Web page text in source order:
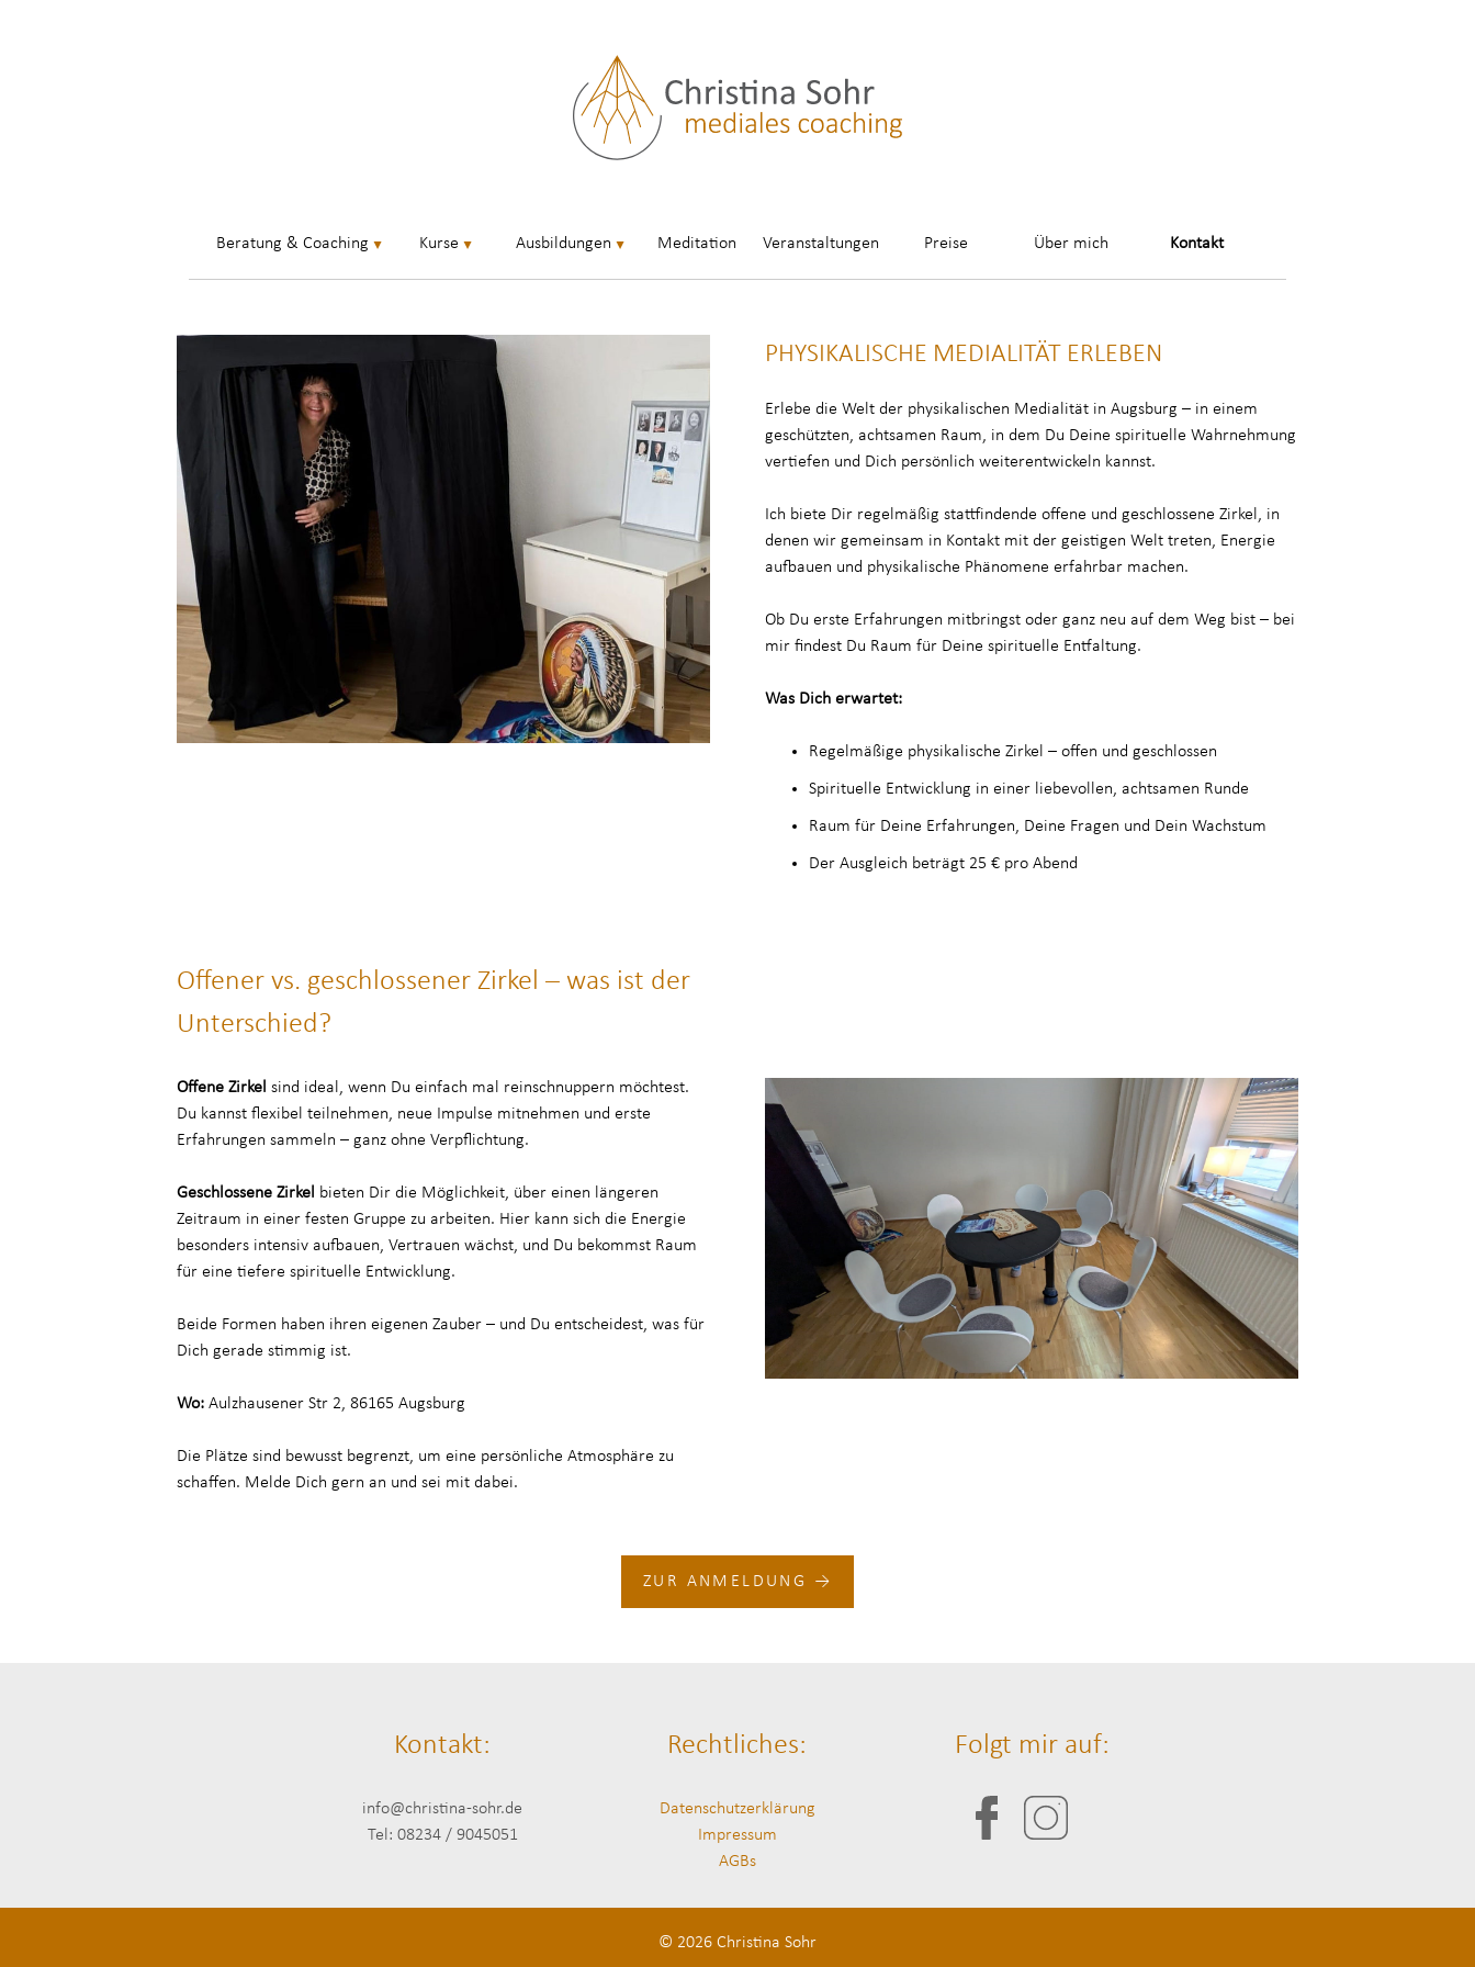
Beratung & Coaching Kurse Ausbildungen Meditation Veranstaltungen Preise Über mich Kontakt
PHYSIKALISCHE MEDIALITÄT ERLEBEN
Erlebe die Welt der physikalischen Medialität in Augsburg – in einem
geschützten, achtsamen Raum, in dem Du Deine spirituelle Wahrnehmung
vertiefen und Dich persönlich weiterentwickeln kannst.
Ich biete Dir regelmäßig stattfindende offene und geschlossene Zirkel, in
denen wir gemeinsam in Kontakt mit der geistigen Welt treten, Energie
aufbauen und physikalische Phänomene erfahrbar machen.
Ob Du erste Erfahrungen mitbringst oder ganz neu auf dem Weg bist – bei
mir findest Du Raum für Deine spirituelle Entfaltung.
Was Dich erwartet:
Regelmäßige physikalische Zirkel – offen und geschlossen
Spirituelle Entwicklung in einer liebevollen, achtsamen Runde
Raum für Deine Erfahrungen, Deine Fragen und Dein Wachstum
Der Ausgleich beträgt 25 € pro Abend
Offener vs. geschlossener Zirkel – was ist der
Unterschied?
Offene Zirkel sind ideal, wenn Du einfach mal reinschnuppern möchtest.
Du kannst flexibel teilnehmen, neue Impulse mitnehmen und erste
Erfahrungen sammeln – ganz ohne Verpflichtung.
Geschlossene Zirkel
bieten Dir die Möglichkeit, über einen längeren
Zeitraum in einer festen Gruppe zu arbeiten. Hier kann sich die Energie
besonders intensiv aufbauen, Vertrauen wächst, und Du bekommst Raum
für eine tiefere spirituelle Entwicklung.
Beide Formen haben ihren eigenen Zauber – und Du entscheidest, was für
Dich gerade stimmig ist.
Wo: Aulzhausener Str 2, 86165 Augsburg
Die Plätze sind bewusst begrenzt, um eine persönliche Atmosphäre zu
schaffen. Melde Dich gern an und sei mit dabei.
ZUR ANMELDUNG →
Kontakt:
info@christina-sohr.de
Tel: 08234 / 9045051
Rechtliches:
Datenschutzerklärung
Impressum
AGBs
Folgt mir auf:
© 2026 Christina Sohr